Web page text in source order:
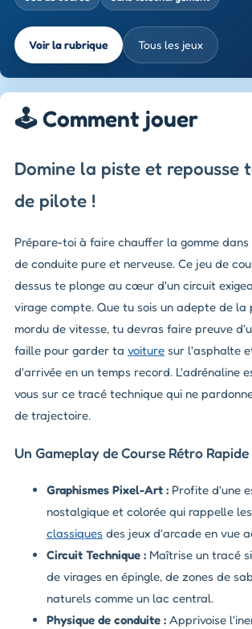
Voir la rubrique Tous les jeux
🕹️ Comment jouer
Domine la piste et repousse
de pilote !
Prépare-toi à faire chauffer la gomme dans
de conduite pure et nerveuse. Ce jeu de
dessus te plonge au cœur d'un circuit
virage compte. Que tu sois un adepte de la
mordu de vitesse, tu devras faire preuve
faille pour garder ta voiture sur l'asphalte
d'arrivée en un temps record. L'adrénaline
vous sur ce tracé technique qui ne
de trajectoire.
Un Gameplay de Course Rétro
Graphismes Pixel-Art : Profite d'une
nostalgique et colorée qui rappelle
classiques des jeux d'arcade en vue
Circuit Technique : Maîtrise un tracé
de virages en épingle, de zones de
naturels comme un lac central.
Physique de conduite : Apprivoise